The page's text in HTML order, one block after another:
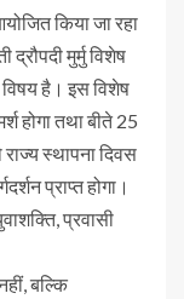
किया जा रहा
द्रौपदी मुर्मु विशेष
विषय है। इस विशेष
होगा तथा बीते 25
स्थापना दिवस
प्राप्त होगा।
प्रवासी
बल्कि